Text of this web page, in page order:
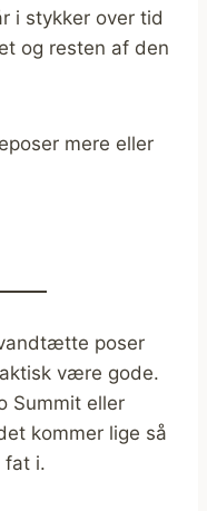
i stykker over tid
og resten af den
mere eller
poser
være gode.
Summit eller
kommer lige så
fat i.